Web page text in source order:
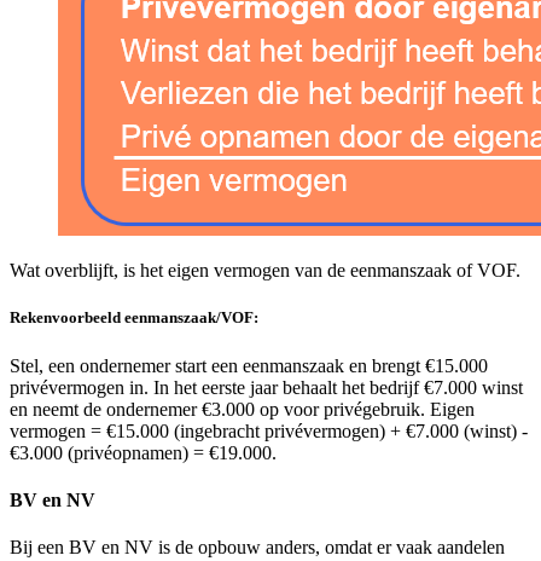
Wat overblijft, is het eigen vermogen van de eenmanszaak of VOF.
Rekenvoorbeeld eenmanszaak/VOF:
Stel, een ondernemer start een eenmanszaak en brengt €15.000
privévermogen in. In het eerste jaar behaalt het bedrijf €7.000 winst
en neemt de ondernemer €3.000 op voor privégebruik. Eigen
vermogen = €15.000 (ingebracht privévermogen) + €7.000 (winst) -
€3.000 (privéopnamen) = €19.000.
BV en NV
Bij een BV en NV is de opbouw anders, omdat er vaak aandelen